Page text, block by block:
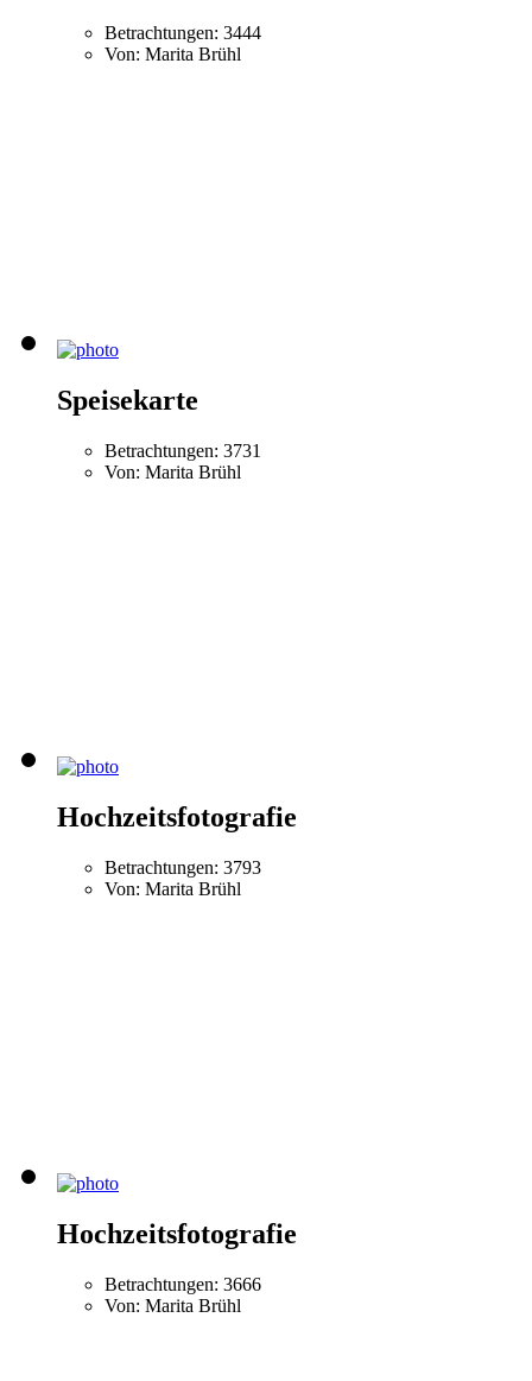
Betrachtungen: 3444
Von: Marita Brühl
Speisekarte
Betrachtungen: 3731
Von: Marita Brühl
Hochzeitsfotografie
Betrachtungen: 3793
Von: Marita Brühl
Hochzeitsfotografie
Betrachtungen: 3666
Von: Marita Brühl